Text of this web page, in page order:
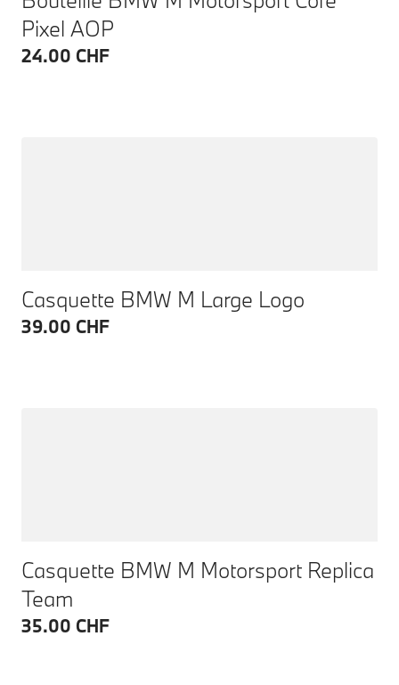
Pixel AOP
24.00 CHF
Casquette BMW M Large Logo
39.00 CHF
Casquette BMW M Motorsport Replica
Team
35.00 CHF